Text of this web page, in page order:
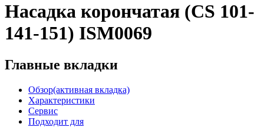
Насадка корончатая (CS 101-
141-151) ISM0069
Главные вкладки
Обзор(активная вкладка)
Характеристики
Сервис
Подходит для